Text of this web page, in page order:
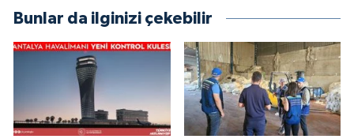
Bunlar da ilginizi çekebilir